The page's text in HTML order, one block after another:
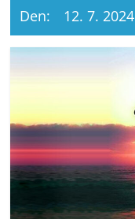
Den: 12. 7. 2024